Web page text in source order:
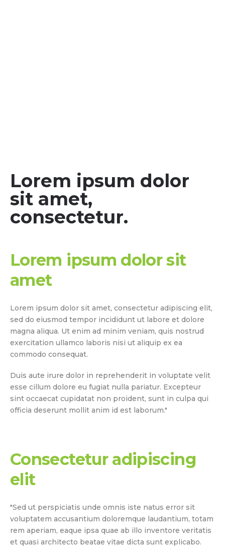
Lorem ipsum dolor
sit amet,
consectetur.
Lorem ipsum dolor sit
amet
Lorem ipsum dolor sit amet, consectetur adipiscing elit,
sed do eiusmod tempor incididunt ut labore et dolore
magna aliqua. Ut enim ad minim veniam, quis nostrud
exercitation ullamco laboris nisi ut aliquip ex ea
commodo consequat.
Duis aute irure dolor in reprehenderit in voluptate velit
esse cillum dolore eu fugiat nulla pariatur. Excepteur
sint occaecat cupidatat non proident, sunt in culpa qui
officia deserunt mollit anim id est laborum."
Consectetur adipiscing
elit
"Sed ut perspiciatis unde omnis iste natus error sit
voluptatem accusantium doloremque laudantium, totam
rem aperiam, eaque ipsa quae ab illo inventore veritatis
et quasi architecto beatae vitae dicta sunt explicabo.